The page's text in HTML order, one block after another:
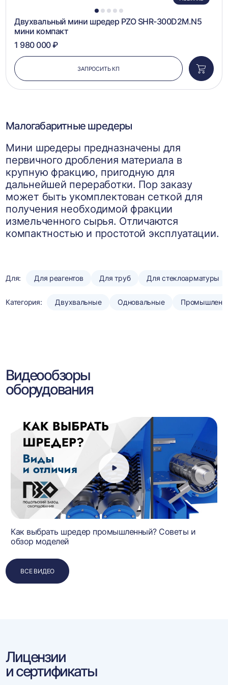
1 2 3 4 5
Двухвальный мини шредер PZO SHR-300D2M.N5
мини компакт
1 980 000 ₽
ЗАПРОСИТЬ КП
в
Малогабаритные шредеры
Мини шредеры предназначены для
первичного дробления материала в
крупную фракцию, пригодную для
дальнейшей переработки. Пор заказу
может быть укомплектован сеткой для
получения необходимой фракции
измельченного сырья. Отличаются
компактностью и простотой эксплуатации.
Для: Для реагентов Для труб Для стеклоарматуры
Категория: Двухвальные Одновальные
Видеообзоры
оборудования
Как выбрать шредер промышленный? Советы и
обзор моделей
ВСЕ ВИДЕО
Лицензии
и сертификаты